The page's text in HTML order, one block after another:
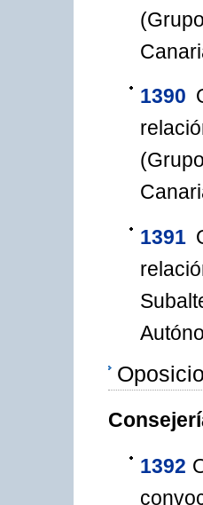
1390
1391
1392